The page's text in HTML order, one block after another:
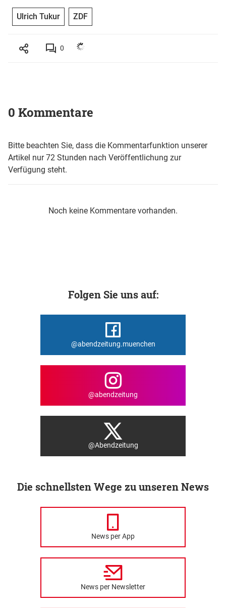
Ulrich Tukur ZDF
0
0 Kommentare
Bitte beachten Sie, dass die Kommentarfunktion unserer
Artikel nur 72 Stunden nach Veröffentlichung zur
Verfügung steht.
Noch keine Kommentare vorhanden.
Folgen Sie uns auf:
@abendzeitung.muenchen
@abendzeitung
@Abendzeitung
Die schnellsten Wege zu unseren News
News per App
News per Newsletter